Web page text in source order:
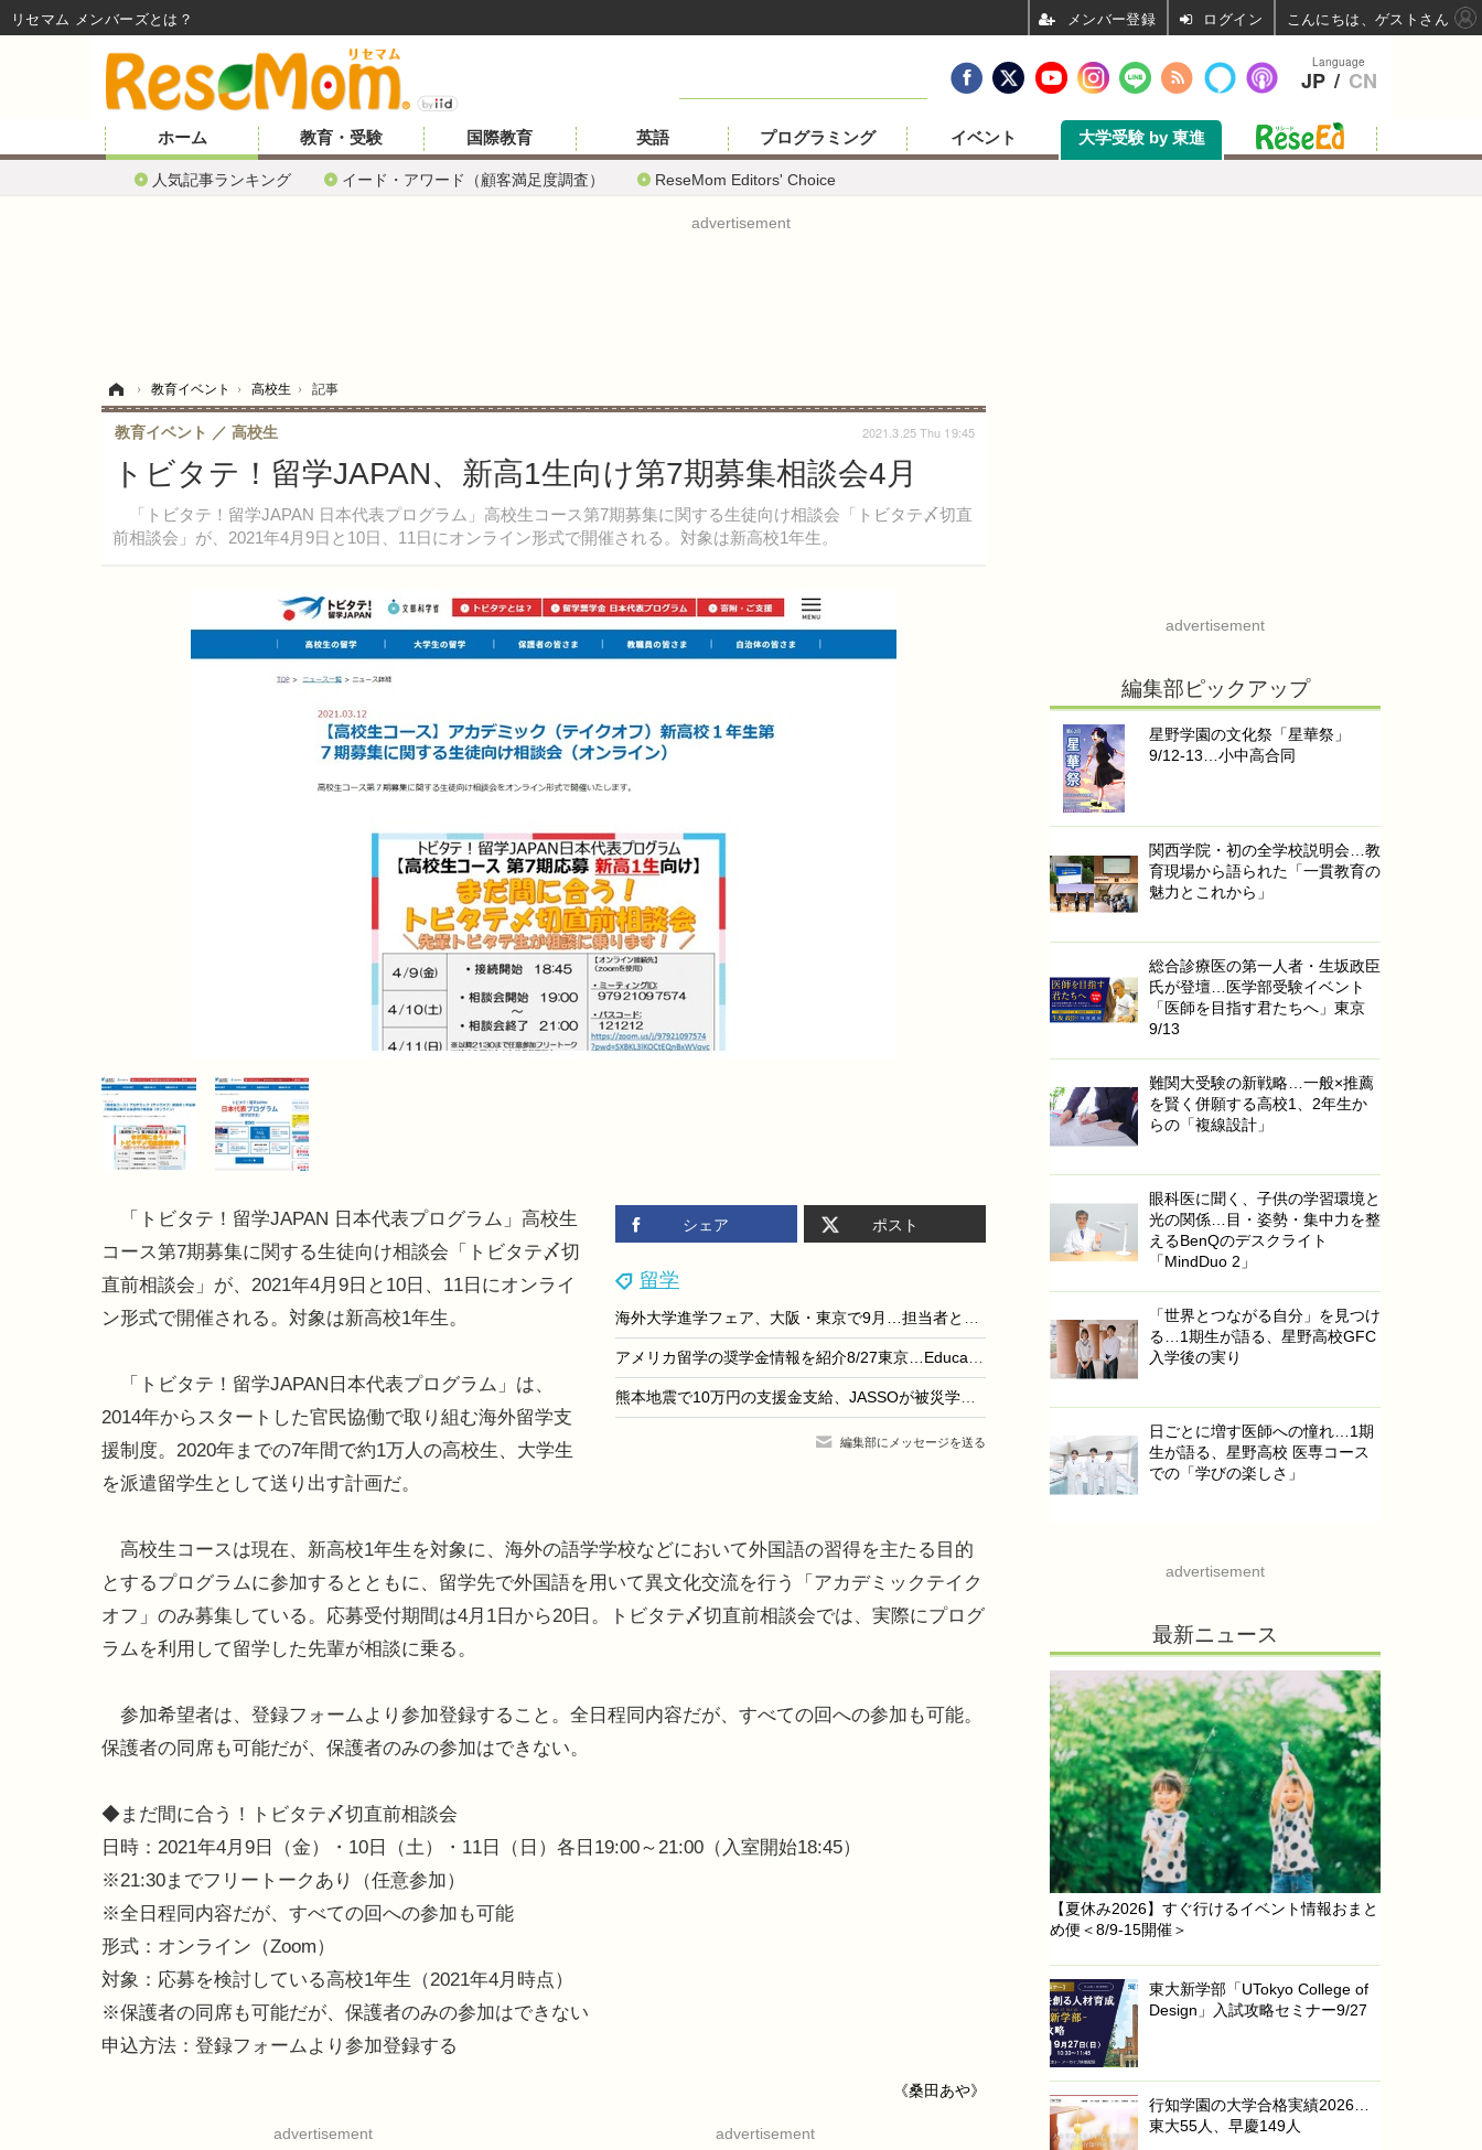
ホーム
人気記事ランキング イード・アワード（顧客満足度調査） ReseMom Editors' Choice
教育・受験 国際教育 英語 プログラミング イベント 大学受験 by 東進
advertisement
› 教育イベント › 高校生 › 記事
トビタテ！留学JAPAN、新高1生向け第7期募集相談会4月
「トビタテ！留学JAPAN 日本代表プログラム」高校生コース第7期募集に関する生徒向け相談会「トビタテ〆切直
前相談会」が、2021年4月9日と10日、11日にオンライン形式で開催される。対象は新高校1年生。
教育イベント 高校生 2021.3.25 Thu 19:45
シェア ポスト
留学
海外大学進学フェア、大阪・東京で9月…担当者と個別相談
アメリカ留学の奨学金情報を紹介8/27東京…EducationUSA
熊本地震で10万円の支援金支給、JASSOが被災学生を救済
編集部にメッセージを送る
「トビタテ！留学JAPAN 日本代表プログラム」高校生
コース第7期募集に関する生徒向け相談会「トビタテ〆切
直前相談会」が、2021年4月9日と10日、11日にオンライ
ン形式で開催される。対象は新高校1年生。
「トビタテ！留学JAPAN日本代表プログラム」は、
2014年からスタートした官民協働で取り組む海外留学支
援制度。2020年までの7年間で約1万人の高校生、大学生
を派遣留学生として送り出す計画だ。
高校生コースは現在、新高校1年生を対象に、海外の語学学校などにおいて外国語の習得を主たる目的
とするプログラムに参加するとともに、留学先で外国語を用いて異文化交流を行う「アカデミックテイク
オフ」のみ募集している。応募受付期間は4月1日から20日。トビタテ〆切直前相談会では、実際にプログ
ラムを利用して留学した先輩が相談に乗る。
参加希望者は、登録フォームより参加登録すること。全日程同内容だが、すべての回への参加も可能。
保護者の同席も可能だが、保護者のみの参加はできない。
◆まだ間に合う！トビタテ〆切直前相談会
日時：2021年4月9日（金）・10日（土）・11日（日）各日19:00～21:00（入室開始18:45）
※21:30までフリートークあり（任意参加）
※全日程同内容だが、すべての回への参加も可能
形式：オンライン（Zoom）
対象：応募を検討している高校1年生（2021年4月時点）
※保護者の同席も可能だが、保護者のみの参加はできない
申込方法：登録フォームより参加登録する
《桑田あや》
advertisement advertisement
advertisement
編集部ピックアップ
星野学園の文化祭「星華祭」
9/12-13…小中高合同
関西学院・初の全学校説明会…教
育現場から語られた「一貫教育の
魅力とこれから」
総合診療医の第一人者・生坂政臣
氏が登壇…医学部受験イベント
「医師を目指す君たちへ」東京
9/13
難関大受験の新戦略…一般×推薦
を賢く併願する高校1、2年生か
らの「複線設計」
眼科医に聞く、子供の学習環境と
光の関係…目・姿勢・集中力を整
えるBenQのデスクライト
「MindDuo 2」
「世界とつながる自分」を見つけ
る…1期生が語る、星野高校GFC
入学後の実り
日ごとに増す医師への憧れ…1期
生が語る、星野高校 医専コース
での「学びの楽しさ」
advertisement
最新ニュース
【夏休み2026】すぐ行けるイベント情報おまと
め便＜8/9-15開催＞
東大新学部「UTokyo College of
Design」入試攻略セミナー9/27
行知学園の大学合格実績2026…
東大55人、早慶149人
Language
JP / CN
リセマム メンバーズ ログイン こんにちは、ゲストさん